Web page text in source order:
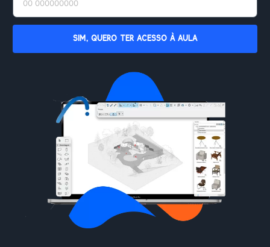
SIM, QUERO TER ACESSO À AULA